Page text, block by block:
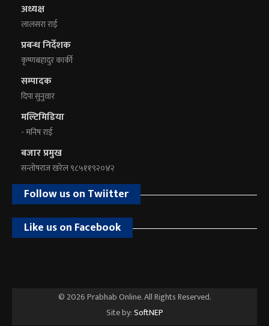
अध्यक्ष
लालसरा राई
प्रबन्ध निर्देशक
कृष्णबहादुर कार्की
सम्पादक
दिपा सुनुवार
मल्टिमिडिया
- मनिष राई
बजार प्रमुख
सन्तोषराज खरेल ९८५११९२०४२
Follow us on Twiitter
Like us on Facebook
© 2026 Prabhab Online. All Rights Reserved.
Site by:SoftNEP